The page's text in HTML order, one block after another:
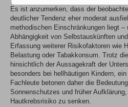
Es ist anzumerken, dass der
deutlicher Tendenz eher moderat
methodischen Einschränkungen liegt –
Abhängigkeit von Selbstauskünften
Erfassung weiterer Risikofaktoren wie
Belastung oder Tabakkonsum. Trotz
hinsichtlich der Aussagekraft der
besonders bei hellhäutigen Kindern,
Fachleute betonen daher die
Sonnenschutzes und früher
Hautkrebsrisiko zu senken.